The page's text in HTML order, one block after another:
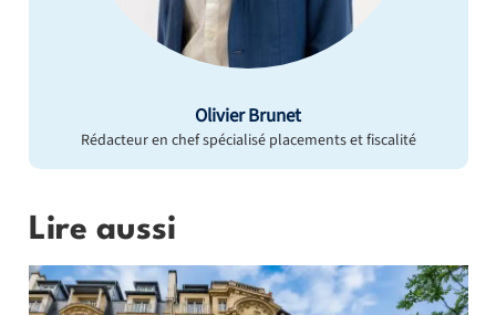
Olivier Brunet
Rédacteur en chef spécialisé placements et fiscalité
Lire aussi